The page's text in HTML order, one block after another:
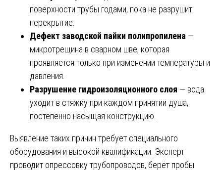
поверхности трубы годами, пока не разрушит
перекрытие.
Дефект заводской пайки полипропилена —
микротрещина в сварном шве, которая
проявляется только при изменении температуры и
давления.
Разрушение гидроизоляционного слоя — вода
уходит в стяжку при каждом принятии душа,
постепенно насыщая конструкцию.
Выявление таких причин требует специального
оборудования и высокой квалификации. Эксперт
проводит опрессовку трубопроводов, берёт пробы